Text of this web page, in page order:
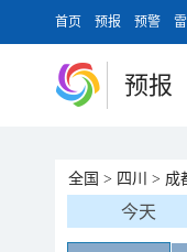
首页 预报 预警
预报
全国 > 四川 > 成
今天